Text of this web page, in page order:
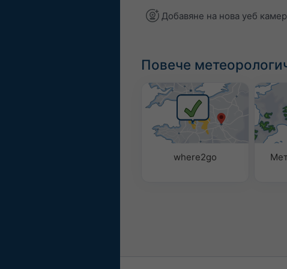
Добавяне на нова уеб
Повече
where2go